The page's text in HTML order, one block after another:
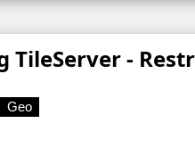
TileServer -
Geo